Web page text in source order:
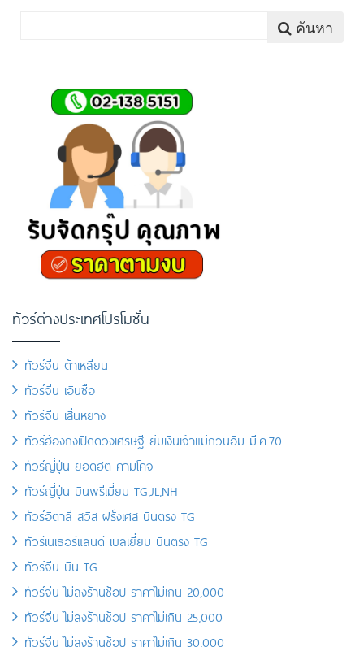
ค้นหา
ทัวร์ต่างประเทศโปรโมชั่น
ทัวร์จีน ต้าเหลียน
ทัวร์จีน เอินซือ
ทัวร์จีน เสิ่นหยาง
ทัวร์ฮ่องกงเปิดดวงเศรษฐี ยืมเงินเจ้าแม่กวนอิม มี.ค.70
ทัวร์ญี่ปุ่น ยอดฮิต คามิโคจิ
ทัวร์ญี่ปุ่น บินพรีเมี่ยม TG,JL,NH
ทัวร์อิตาลี สวิส ฝรั่งเศส บินตรง TG
ทัวร์เนเธอร์แลนด์ เบลเยี่ยม บินตรง TG
ทัวร์จีน บิน TG
ทัวร์จีน ไม่ลงร้านช้อป ราคาไม่เกิน 20,000
ทัวร์จีน ไม่ลงร้านช้อป ราคาไม่เกิน 25,000
ทัวร์จีน ไม่ลงร้านช้อป ราคาไม่เกิน 30,000